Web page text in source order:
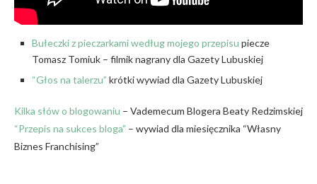
Bułeczki z pieczarkami według mojego przepisu piecze
Tomasz Tomiuk – filmik nagrany dla Gazety Lubuskiej
“Głos na talerzu” krótki wywiad dla Gazety Lubuskiej
Kilka słów o blogowaniu – Vademecum Blogera Beaty Redzimskiej
“Przepis na sukces bloga” – wywiad dla miesięcznika “Własny
Biznes Franchising”